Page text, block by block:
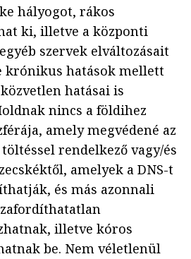
hályogot, rákos
ki, illetve a központi
szervek elváltozásait
krónikus hatások mellett
hatásai is
nincs a földihez
amely megvédené az
rendelkező vagy/és
amelyek a DNS-t
és más azonnali
illetve kóros
be. Nem véletlenül